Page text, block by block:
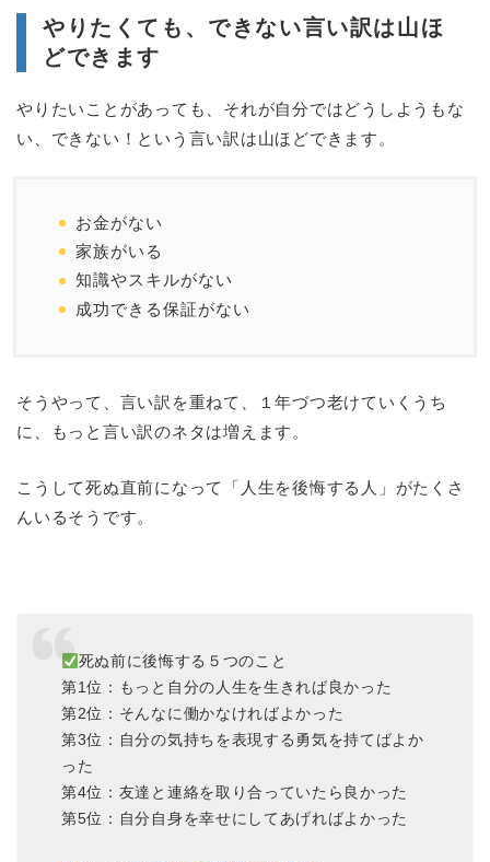
やりたくても、できない言い訳は山ほ
どできます
やりたいことがあっても、それが自分ではどうしようもな
い、できない！という言い訳は山ほどできます。
お金がない
家族がいる
知識やスキルがない
成功できる保証がない
そうやって、言い訳を重ねて、１年づつ老けていくうち
に、もっと言い訳のネタは増えます。
こうして死ぬ直前になって「人生を後悔する人」がたくさ
んいるそうです。
死ぬ前に後悔する５つのこと
第1位：もっと自分の人生を生きれば良かった
第2位：そんなに働かなければよかった
第3位：自分の気持ちを表現する勇気を持てばよか
った
第4位：友達と連絡を取り合っていたら良かった
第5位：自分自身を幸せにしてあげればよかった